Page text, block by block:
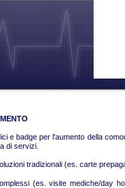
e badge per l'aumento della
di servizi.
tradizionali (es. carte
(es. visite mediche/day